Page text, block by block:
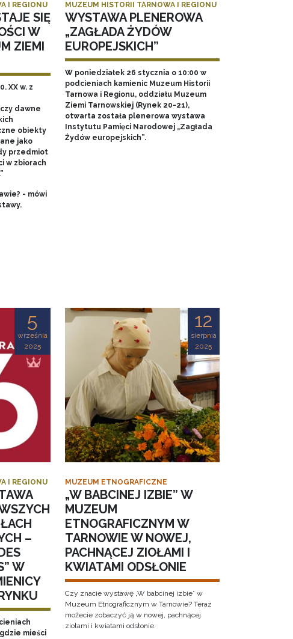
I REGIONU
SIĘ
W
ZIEMI
XX w. z
dawne
obiekty
jako
przedmiot
w zbiorach
- mówi
MUZEUM HISTORII TARNOWA I REGIONU
WYSTAWA PLENEROWA
„ZAGŁADA ŻYDÓW
EUROPEJSKICH”
W poniedziałek 26 stycznia o 10:00 w
podcieniach kamienic Muzeum Historii
Tarnowa i Regionu, oddziału Muzeum
Ziemi Tarnowskiej (Rynek 20-21),
otwarta została plenerowa wystawa
Instytutu Pamięci Narodowej „Zagłada
Żydów europejskich”.
5
września
2025
I REGIONU
–
W
mieści
12
sierpnia
2025
MUZEUM ETNOGRAFICZNE
„W BABCINEJ IZBIE” W
MUZEUM
ETNOGRAFICZNYM W
TARNOWIE W NOWEJ,
PACHNĄCEJ ZIOŁAMI I
KWIATAMI ODSŁONIE
Czy znacie wystawę „W babcinej izbie” w
Muzeum Etnograficznym w Tarnowie? Teraz
możecie zobaczyć ją w nowej, pachnącej
ziołami i kwiatami odsłonie.